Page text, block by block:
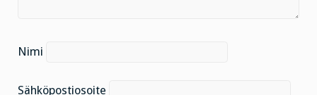
Nimi
Sähköpostiosoite